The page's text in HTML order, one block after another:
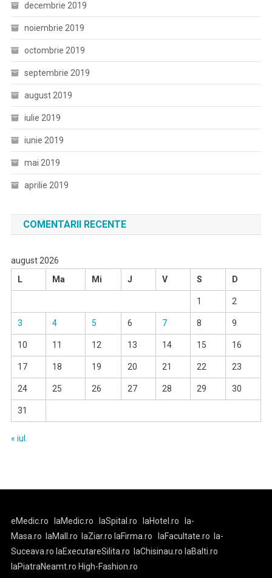
decembrie 2019
noiembrie 2019
octombrie 2019
septembrie 2019
august 2019
iulie 2019
iunie 2019
mai 2019
aprilie 2019
COMENTARII RECENTE
august 2026
L
Ma Mi J V S D
1 2
3 4 5 6 7 8 9
10 11 12 13 14 15 16
17 18 19 20 21 22 23
24 25 26 27 28 29 30
31
« iul.
eMedic.ro laMedic.ro laSpital.ro laHotel.ro
la-
Masa.ro
laMall.ro laZiar.ro laFirma.ro laFacultate.ro
la-
Suceava.ro laExecutareSilita.ro laChisinau.ro laBalti.ro
laPiatraNeamt.ro High-Fashion.ro